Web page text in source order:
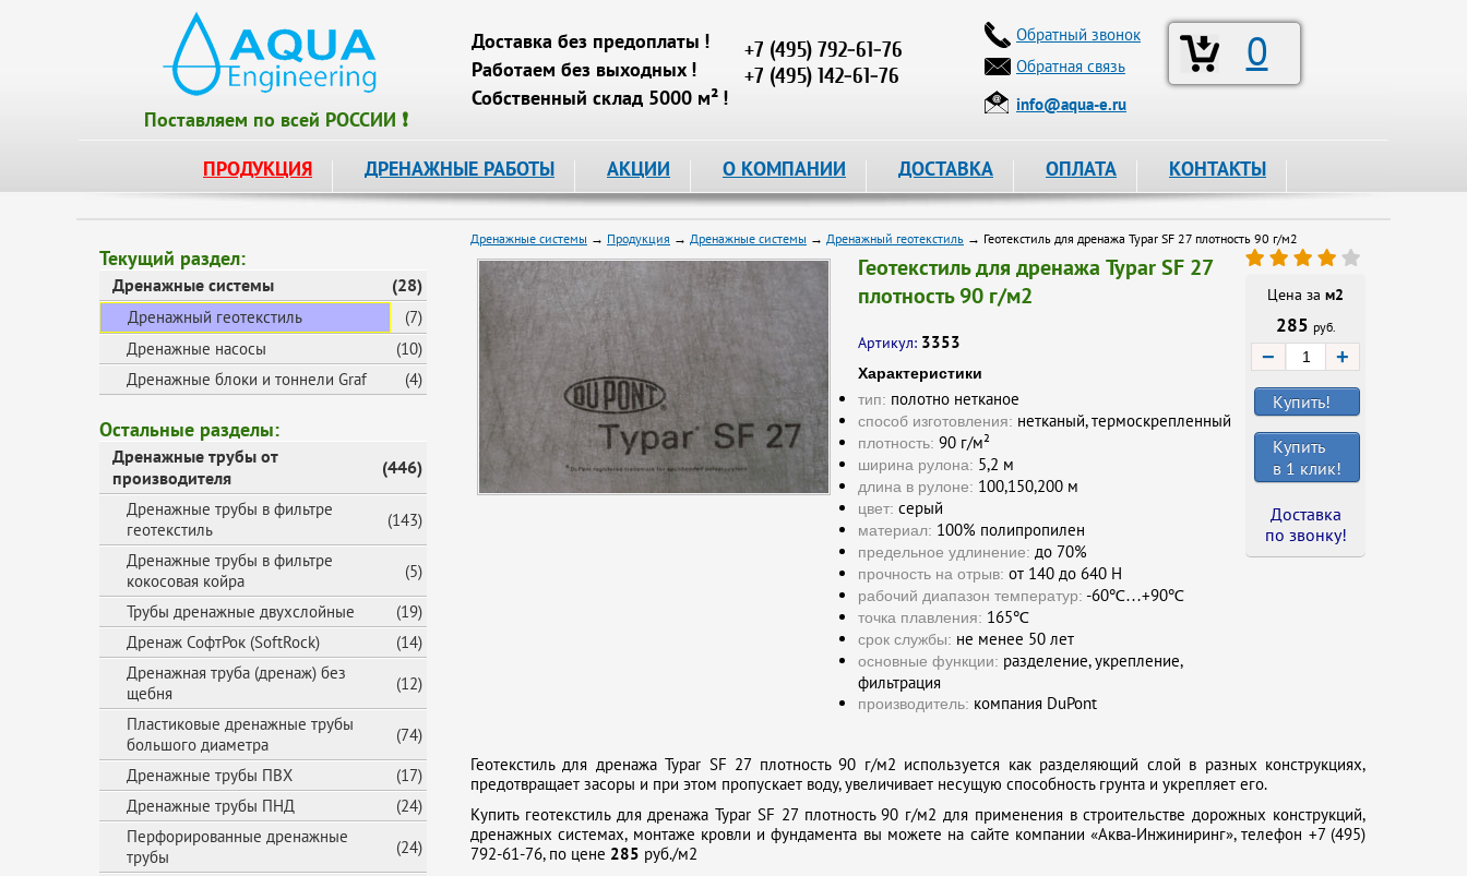
Поставляем по всей РОССИИ ❗
Доставка без предоплаты !
Работаем без выходных !
Собственный склад 5000 м² !
+7 (495) 792-61-76
+7 (495) 142-61-76
0
Обратный звонок
Обратная связь
info@aqua-e.ru
ПРОДУКЦИЯ ДРЕНАЖНЫЕ РАБОТЫ АКЦИИ О КОМПАНИИ ДОСТАВКА ОПЛАТА КОНТАКТЫ
Текущий раздел:
Дренажные системы (28)
Дренажный геотекстиль
(7)
Дренажные насосы
(10)
Дренажные блоки и тоннели Graf
(4)
Остальные разделы:
Дренажные трубы от
производителя
(446)
Дренажные трубы в фильтре
геотекстиль
(143)
Дренажные трубы в фильтре
кокосовая койра
(5)
Трубы дренажные двухслойные
(19)
Дренаж СофтРок (SoftRock)
(14)
Дренажная труба (дренаж) без
щебня
(12)
Пластиковые дренажные трубы
большого диаметра
(74)
Дренажные трубы ПВХ
(17)
Дренажные трубы ПНД
(24)
Перфорированные дренажные
трубы
(24)
Дренажные системы → Продукция → Дренажные системы → Дренажный геотекстиль → Геотекстиль для дренажа Typar SF 27 плотность 90 г/м2
Геотекстиль для дренажа Typar SF 27
плотность 90 г/м2
Артикул: 3353
Характеристики
тип: полотно нетканое
способ изготовления: нетканый, термоскрепленный
плотность: 90 г/м²
ширина рулона: 5,2 м
длина в рулоне: 100, 150, 200 м
цвет: серый
материал: 100% полипропилен
предельное удлинение: до 70%
прочность на отрыв: от 140 до 640 H
рабочий диапазон температур: -60℃…+90℃
точка плавления: 165℃
срок службы: не менее 50 лет
основные функции: разделение, укрепление,
фильтрация
производитель: компания DuPont
Цена за м2
285 руб.
− +
Купить!
Купить
в 1 клик!
Доставка
по звонку !
Геотекстиль для дренажа Typar SF 27 плотность 90 г/м2 используется как разделяющий слой в разных конструкциях,
предотвращает засоры и при этом пропускает воду, увеличивает несущую способность грунта и укрепляет его.
Купить геотекстиль для дренажа Typar SF 27 плотность 90 г/м2 для применения в строительстве дорожных конструкций,
дренажных системах, монтаже кровли и фундамента вы можете на сайте компании «Аква‑Инжиниринг», телефон +7 (495)
792-61-76, по цене 285 руб./м2